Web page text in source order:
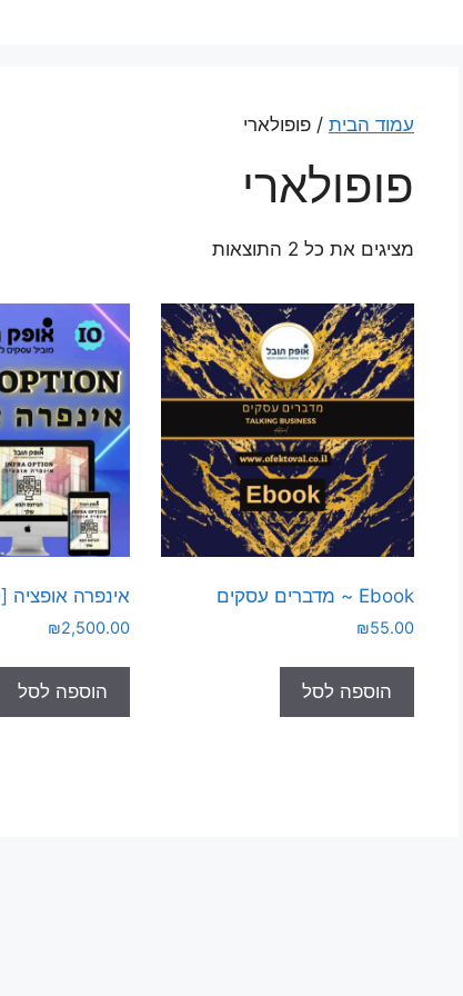
עמוד הבית / פופולארי
פופולארי
מציגים את כל ⁦2⁩ התוצאות
Ebook ~ מדברים עסקים
₪55.00
הוספה לסל
אינפרה אופציה [IO]
₪2,500.00
הוספה לסל